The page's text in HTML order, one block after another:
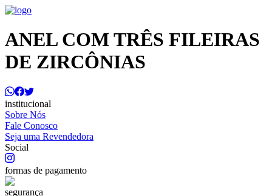
ANEL COM TRÊS FILEIRAS
DE ZIRCÔNIAS
institucional
Sobre Nós
Fale Conosco
Seja uma Revendedora
Social
formas de pagamento
segurança